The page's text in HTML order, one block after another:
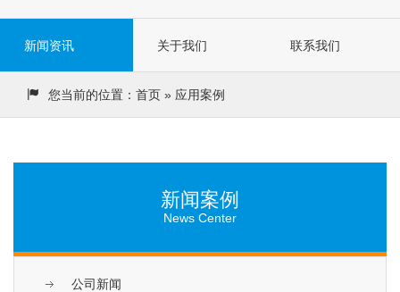
新闻资讯 关于我们 联系我们
您当前的位置： 首页 » 应用案例
新闻案例
News Center
公司新闻